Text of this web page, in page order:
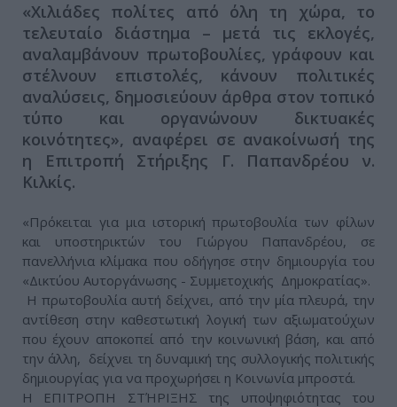
«Χιλιάδες πολίτες από όλη τη χώρα, το
τελευταίο διάστημα – μετά τις εκλογές,
αναλαμβάνουν πρωτοβουλίες, γράφουν και
στέλνουν επιστολές, κάνουν πολιτικές
αναλύσεις, δημοσιεύουν άρθρα στον τοπικό
τύπο και οργανώνουν δικτυακές
κοινότητες», αναφέρει σε ανακοίνωσή της
η Επιτροπή Στήριξης Γ. Παπανδρέου ν.
Κιλκίς.
«Πρόκειται για μια ιστορική πρωτοβουλία των φίλων
και υποστηρικτών του Γιώργου Παπανδρέου, σε
πανελλήνια κλίμακα που οδήγησε στην δημιουργία του
«Δικτύου Αυτοργάνωσης - Συμμετοχικής Δημοκρατίας».
Η πρωτοβουλία αυτή δείχνει, από την μία πλευρά, την
αντίθεση στην καθεστωτική λογική των αξιωματούχων
που έχουν αποκοπεί από την κοινωνική βάση, και από
την άλλη, δείχνει τη δυναμική της συλλογικής πολιτικής
δημιουργίας για να προχωρήσει η Κοινωνία μπροστά.
Η ΕΠΙΤΡΟΠΗ ΣΤΉΡΙΞΗΣ της υποψηφιότητας του